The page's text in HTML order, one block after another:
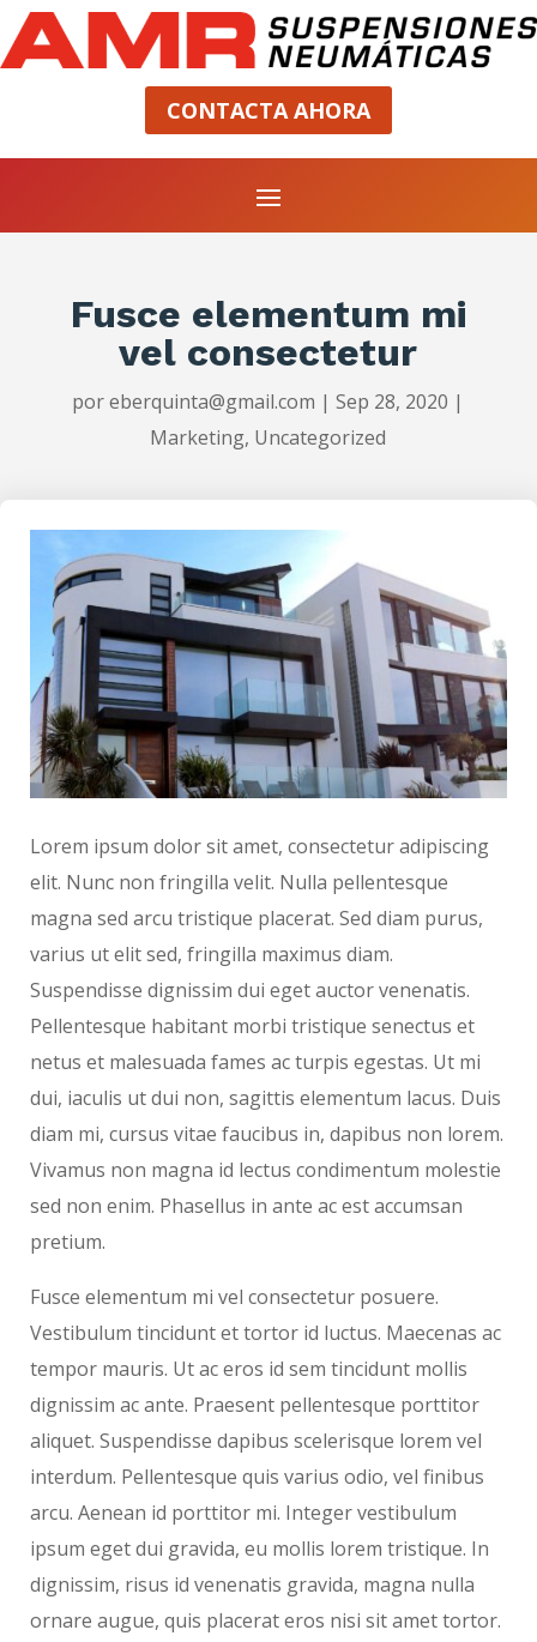
CONTACTA AHORA
Fusce elementum mi
vel consectetur
poreberquinta@gmail.com |Sep 28, 2020 |
Marketing, Uncategorized
Lorem ipsum dolor sit amet, consectetur adipiscing
elit. Nunc non fringilla velit. Nulla pellentesque
magna sed arcu tristique placerat. Sed diam purus,
varius ut elit sed, fringilla maximus diam.
Suspendisse dignissim dui eget auctor venenatis.
Pellentesque habitant morbi tristique senectus et
netus et malesuada fames ac turpis egestas. Ut mi
dui, iaculis ut dui non, sagittis elementum lacus. Duis
diam mi, cursus vitae faucibus in, dapibus non lorem.
Vivamus non magna id lectus condimentum molestie
sed non enim. Phasellus in ante ac est accumsan
pretium.
Fusce elementum mi vel consectetur posuere.
Vestibulum tincidunt et tortor id luctus. Maecenas ac
tempor mauris. Ut ac eros id sem tincidunt mollis
dignissim ac ante. Praesent pellentesque porttitor
aliquet. Suspendisse dapibus scelerisque lorem vel
interdum. Pellentesque quis varius odio, vel finibus
arcu. Aenean id porttitor mi. Integer vestibulum
ipsum eget dui gravida, eu mollis lorem tristique. In
dignissim, risus id venenatis gravida, magna nulla
ornare augue, quis placerat eros nisi sit amet tortor.